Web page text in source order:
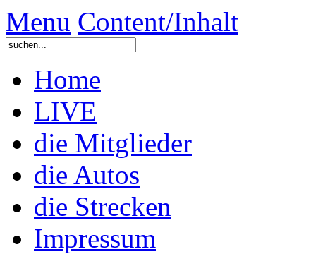
Menu Content/Inhalt
Home
LIVE
die Mitglieder
die Autos
die Strecken
Impressum